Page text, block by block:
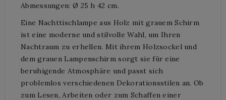
Abmessungen: Ø 25 h 42 cm.
Eine Nachttischlampe aus Holz mit grauem Schirm
ist eine moderne und stilvolle Wahl, um Ihren
Nachtraum zu erhellen. Mit ihrem Holzsockel und
dem grauen Lampenschirm sorgt sie für eine
beruhigende Atmosphäre und passt sich
problemlos verschiedenen Dekorationsstilen an. Ob
zum Lesen, Arbeiten oder zum Schaffen einer